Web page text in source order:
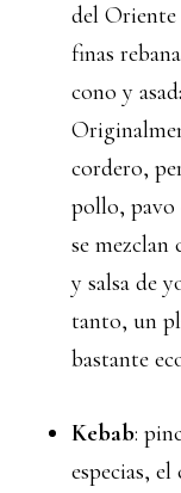
del Oriente
finas
cono y
cordero,
pollo, pavo
se
y salsa de
tanto, un
bastante
Kebab:
especias,